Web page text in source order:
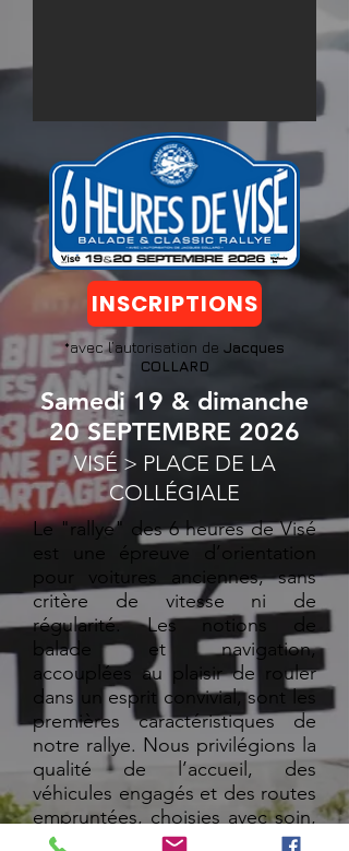
INSCRIPTIONS
*avec l’autorisation de Jacques
COLLARD
Samedi 19 & dimanche
20 SEPTEMBRE 2026
VISÉ > PLACE DE LA
COLLÉGIALE
Le "rallye" des 6 heures de Visé
est une épreuve d’orientation
pour voitures anciennes, sans
critère de vitesse ni de
régularité. Les notions de
balade et navigation,
accouplées au plaisir de rouler
dans un esprit convivial, sont les
premières caractéristiques de
notre rallye. Nous privilégions la
qualité de l’accueil, des
véhicules engagés et des routes
empruntées, choisies avec soin,
et ce à travers les magnifiques